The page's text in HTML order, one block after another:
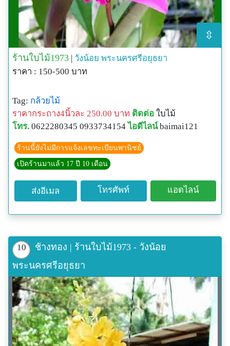
⇳
ร้านใบไม้1973 วังน้อย พระนครศรีอยุธยา
ราคา : 150-500 บาท
Tag: กล้วยไม้
ราคากระถาง4นิ้วละ 250.00 บาท ติดต่อ ใบไม้
โทร. 0622280345 0933734154 ไอดีไลน์ baimai121
ร้านนี้ยังไม่มีการแจ้งเลขทะเบียนพานิชย์
เปิดร้านมาแล้ว 17 ปี 10 เดือน
ส่งอีเมล โทรศัพท์ แอดไลน์
10
ช้างทอง | ร้านใบไม้1973 - วังน้อย
พระนครศรีอยุธยา